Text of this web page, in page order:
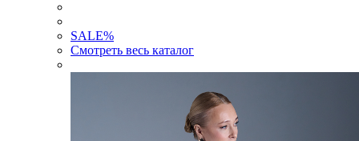
SALE%
Смотреть весь каталог